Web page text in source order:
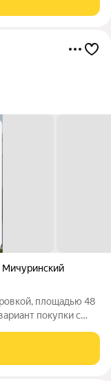
площадью 48
покупки с
1. Квартира